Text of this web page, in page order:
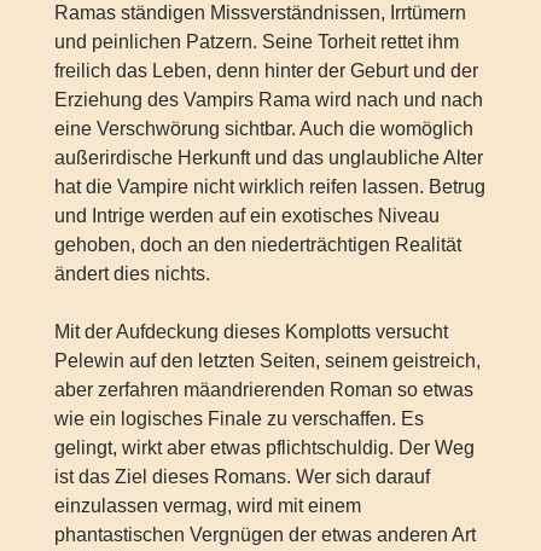
Ramas ständigen Missverständnissen, Irrtümern
und peinlichen Patzern. Seine Torheit rettet ihm
freilich das Leben, denn hinter der Geburt und der
Erziehung des Vampirs Rama wird nach und nach
eine Verschwörung sichtbar. Auch die womöglich
außerirdische Herkunft und das unglaubliche Alter
hat die Vampire nicht wirklich reifen lassen. Betrug
und Intrige werden auf ein exotisches Niveau
gehoben, doch an den niederträchtigen Realität
ändert dies nichts.
Mit der Aufdeckung dieses Komplotts versucht
Pelewin auf den letzten Seiten, seinem geistreich,
aber zerfahren mäandrierenden Roman so etwas
wie ein logisches Finale zu verschaffen. Es
gelingt, wirkt aber etwas pflichtschuldig. Der Weg
ist das Ziel dieses Romans. Wer sich darauf
einzulassen vermag, wird mit einem
phantastischen Vergnügen der etwas anderen Art